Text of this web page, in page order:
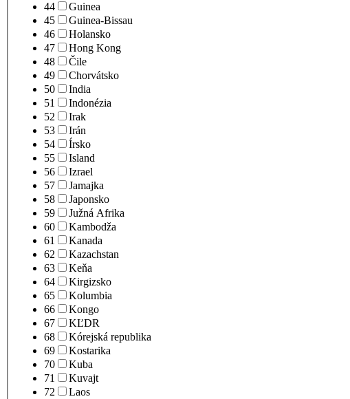
44
Guinea
45
Guinea-Bissau
46
Holansko
47
Hong Kong
48
Čile
49
Chorvátsko
50
India
51
Indonézia
52
Irak
53
Irán
54
Írsko
55
Island
56
Izrael
57
Jamajka
58
Japonsko
59
Južná Afrika
60
Kambodža
61
Kanada
62
Kazachstan
63
Keňa
64
Kirgizsko
65
Kolumbia
66
Kongo
67
KĽDR
68
Kórejská republika
69
Kostarika
70
Kuba
71
Kuvajt
72
Laos